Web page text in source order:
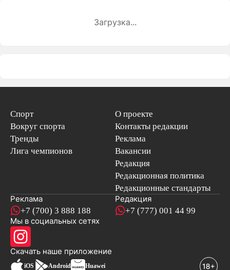
Загрузка...
Спорт
Вокруг спорта
Тренды
Лига чемпионов
О проекте
Контакты редакции
Реклама
Вакансии
Редакция
Редакционная политика
Редакционные стандарты
Реклама
+7 (700) 3 888 188
Редакция
+7 (777) 001 44 99
Мы в социальных сетях
Скачать наше приложениеновостей
iOS Android Huawei